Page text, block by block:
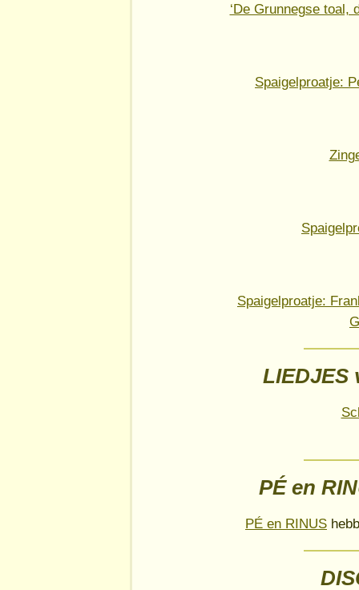
‘De Grunnegse toal,
Spaigelproatje:
Spaigelproatje:
LIEDJES
PÉ en
PÉ en RINUS